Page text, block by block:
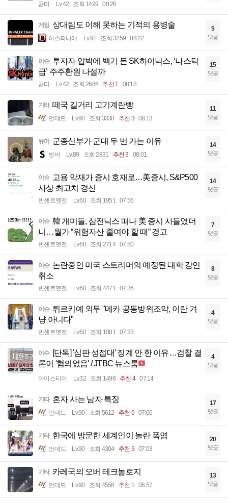
균터 Lv.42 조회 1499 08:26
게임 상대팀도 이해 못하는 기적의 용병술
히스파니에 Lv.91 조회 3259 08:22
5
댓글
이슈 투자자 압박에 백기 든 SK하이닉스, ‘나스닥
급’ 주주환원 나설까
균터 Lv.42 조회 2686 추천 1 08:18
15
댓글
기타 떼국 길거리 고기계란빵
언데드 Lv.90 조회 3330 추천 3 08:13
11
댓글
유머 군종신부가 군대 두 번 가는 이유
썽바 Lv.89 조회 2831 추천 3 08:01
14
댓글
이슈 고용 악재가 증시 호재로…美증시, S&P500
사상 최고치 경신
빈센트멧젠 Lv.60 조회 1951 07:56
14
댓글
이슈 韓 개미들, 삼전닉스 떠나 美 증시 사들였더
니…월가 “위험자산 줄여야 할 때” 경고
빈센트멧젠 Lv.60 조회 2714 07:50
7
댓글
이슈 논란중인 미국 스트리머의 예정된 대학 강연
취소
빈센트멧젠 Lv.60 조회 4471 07:36
8
댓글
이슈 튀르키예 외무 "메카 공동방위조약, 이란 겨
냥 아니다"
빈센트멧젠 Lv.60 조회 1081 07:23
4
댓글
이슈 [단독] '심판 성접대' 징계 안 한 이유…검찰 결
론이 '혐의없음' / JTBC 뉴스룸
아이스티이 Lv.32 조회 1496 추천 4 07:14
4
댓글
기타 혼자 사는 남자 특징
언데드 Lv.90 조회 5612 추천 6 07:06
17
댓글
기타 한국에 방문한 세계인이 놀란 폭염
언데드 Lv.90 조회 4304 추천 3 07:03
20
댓글
기타 카레국의 오버 테크놀로지
언데드 Lv.90 조회 4556 추천 1 06:57
13
댓글